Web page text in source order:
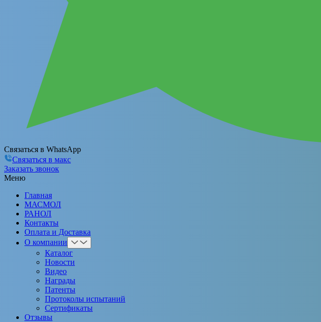
Связаться в WhatsApp
Связаться в макс
Заказать звонок
Меню
Главная
МАСМОЛ
РАНОЛ
Контакты
Оплата и Доставка
О компании
Каталог
Новости
Видео
Награды
Патенты
Протоколы испытаний
Сертификаты
Отзывы